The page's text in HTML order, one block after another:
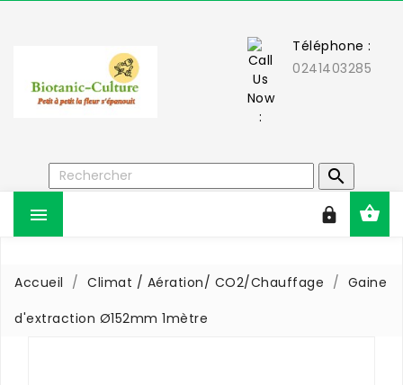
Téléphone :
0241403285



Accueil Climat / Aération/ CO2/Chauffage
Gaine
d'extraction Ø152mm 1mètre